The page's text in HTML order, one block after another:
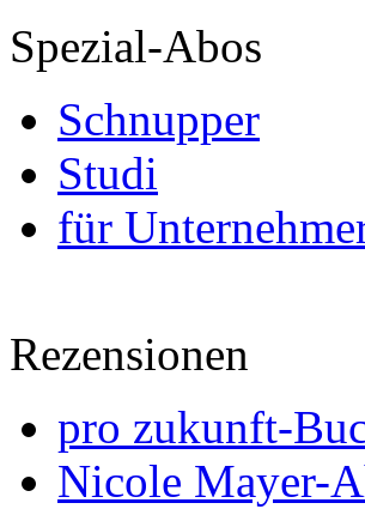
Spezial-Abos
Schnupper
Studi
für
Rezensionen
pro zukunft-
Nicole Mayer-